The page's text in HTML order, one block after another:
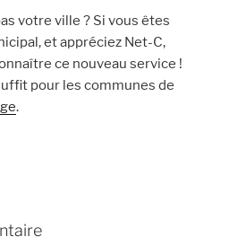
votre ville ? Si vous êtes
et appréciez Net-C,
ce nouveau service !
pour les communes de
.